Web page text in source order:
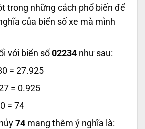
trong những cách phổ biến để
của biển số xe mà mình
với biển số 02234 như sau:
= 27.925
= 0.925
= 74
74 mang thêm ý nghĩa là: